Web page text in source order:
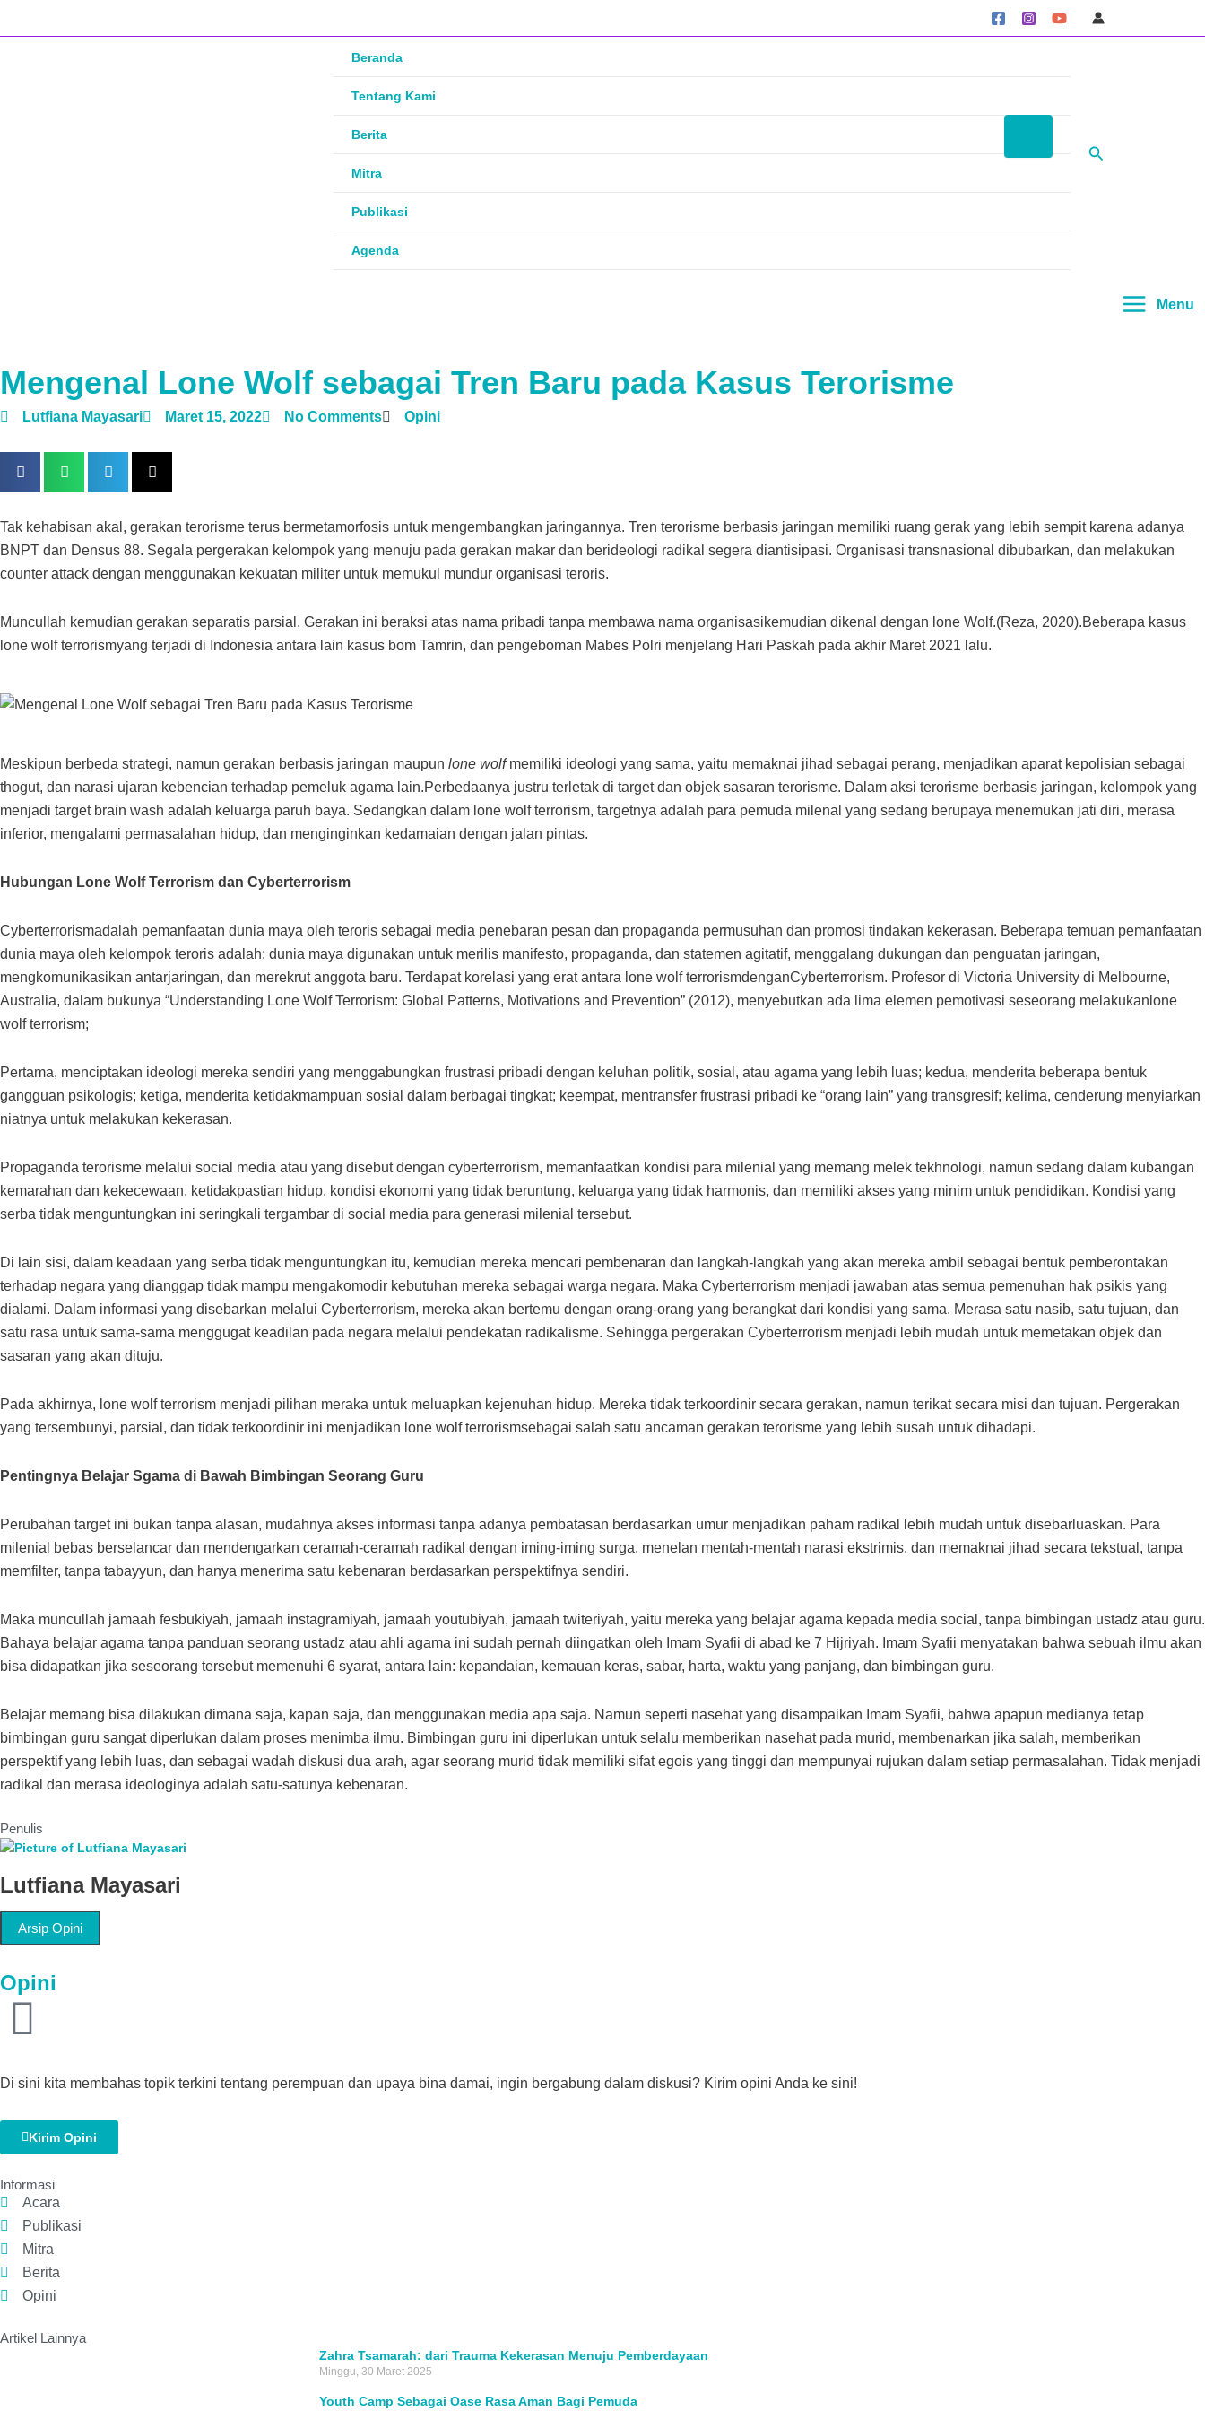
Beranda
Tentang Kami
Berita
Mitra
Publikasi
Agenda
Cari
MainMenu
Mengenal Lone Wolf sebagai Tren Baru pada Kasus Terorisme
Lutfiana Mayasari Maret 15, 2022 No Comments Opini
Tak kehabisan akal, gerakan terorisme terus bermetamorfosis untuk mengembangkan jaringannya. Tren terorisme berbasis jaringan memiliki ruang gerak yang lebih sempit karena adanya
BNPT dan Densus 88. Segala pergerakan kelompok yang menuju pada gerakan makar dan berideologi radikal segera diantisipasi. Organisasi transnasional dibubarkan, dan melakukan
counter attack dengan menggunakan kekuatan militer untuk memukul mundur organisasi teroris.
Muncullah kemudian gerakan separatis parsial. Gerakan ini beraksi atas nama pribadi tanpa membawa nama organisasikemudian dikenal dengan lone Wolf.(Reza, 2020).Beberapa kasus
lone wolf terrorismyang terjadi di Indonesia antara lain kasus bom Tamrin, dan pengeboman Mabes Polri menjelang Hari Paskah pada akhir Maret 2021 lalu.
Meskipun berbeda strategi, namun gerakan berbasis jaringan maupun lone wolfmemiliki ideologi yang sama, yaitu memaknai jihad sebagai perang, menjadikan aparat kepolisian sebagai
thogut, dan narasi ujaran kebencian terhadap pemeluk agama lain.Perbedaanya justru terletak di target dan objek sasaran terorisme. Dalam aksi terorisme berbasis jaringan, kelompok yang
menjadi target brain wash adalah keluarga paruh baya. Sedangkan dalam lone wolf terrorism, targetnya adalah para pemuda milenal yang sedang berupaya menemukan jati diri, merasa
inferior, mengalami permasalahan hidup, dan menginginkan kedamaian dengan jalan pintas.
Hubungan Lone Wolf Terrorism dan Cyberterrorism
Cyberterrorismadalah pemanfaatan dunia maya oleh teroris sebagai media penebaran pesan dan propaganda permusuhan dan promosi tindakan kekerasan. Beberapa temuan pemanfaatan
dunia maya oleh kelompok teroris adalah: dunia maya digunakan untuk merilis manifesto, propaganda, dan statemen agitatif, menggalang dukungan dan penguatan jaringan,
mengkomunikasikan antarjaringan, dan merekrut anggota baru. Terdapat korelasi yang erat antara lone wolf terrorismdenganCyberterrorism. Profesor di Victoria University di Melbourne,
Australia, dalam bukunya “Understanding Lone Wolf Terrorism: Global Patterns, Motivations and Prevention” (2012), menyebutkan ada lima elemen pemotivasi seseorang melakukanlone
wolf terrorism;
Pertama, menciptakan ideologi mereka sendiri yang menggabungkan frustrasi pribadi dengan keluhan politik, sosial, atau agama yang lebih luas; kedua, menderita beberapa bentuk
gangguan psikologis; ketiga, menderita ketidakmampuan sosial dalam berbagai tingkat; keempat, mentransfer frustrasi pribadi ke “orang lain” yang transgresif; kelima, cenderung menyiarkan
niatnya untuk melakukan kekerasan.
Propaganda terorisme melalui social media atau yang disebut dengan cyberterrorism, memanfaatkan kondisi para milenial yang memang melek tekhnologi, namun sedang dalam kubangan
kemarahan dan kekecewaan, ketidakpastian hidup, kondisi ekonomi yang tidak beruntung, keluarga yang tidak harmonis, dan memiliki akses yang minim untuk pendidikan. Kondisi yang
serba tidak menguntungkan ini seringkali tergambar di social media para generasi milenial tersebut.
Di lain sisi, dalam keadaan yang serba tidak menguntungkan itu, kemudian mereka mencari pembenaran dan langkah-langkah yang akan mereka ambil sebagai bentuk pemberontakan
terhadap negara yang dianggap tidak mampu mengakomodir kebutuhan mereka sebagai warga negara. Maka Cyberterrorism menjadi jawaban atas semua pemenuhan hak psikis yang
dialami. Dalam informasi yang disebarkan melalui Cyberterrorism, mereka akan bertemu dengan orang-orang yang berangkat dari kondisi yang sama. Merasa satu nasib, satu tujuan, dan
satu rasa untuk sama-sama menggugat keadilan pada negara melalui pendekatan radikalisme. Sehingga pergerakan Cyberterrorism menjadi lebih mudah untuk memetakan objek dan
sasaran yang akan dituju.
Pada akhirnya, lone wolf terrorism menjadi pilihan meraka untuk meluapkan kejenuhan hidup. Mereka tidak terkoordinir secara gerakan, namun terikat secara misi dan tujuan. Pergerakan
yang tersembunyi, parsial, dan tidak terkoordinir ini menjadikan lone wolf terrorismsebagai salah satu ancaman gerakan terorisme yang lebih susah untuk dihadapi.
Pentingnya Belajar Sgama di Bawah Bimbingan Seorang Guru
Perubahan target ini bukan tanpa alasan, mudahnya akses informasi tanpa adanya pembatasan berdasarkan umur menjadikan paham radikal lebih mudah untuk disebarluaskan. Para
milenial bebas berselancar dan mendengarkan ceramah-ceramah radikal dengan iming-iming surga, menelan mentah-mentah narasi ekstrimis, dan memaknai jihad secara tekstual, tanpa
memfilter, tanpa tabayyun, dan hanya menerima satu kebenaran berdasarkan perspektifnya sendiri.
Maka muncullah jamaah fesbukiyah, jamaah instagramiyah, jamaah youtubiyah, jamaah twiteriyah, yaitu mereka yang belajar agama kepada media social, tanpa bimbingan ustadz atau guru.
Bahaya belajar agama tanpa panduan seorang ustadz atau ahli agama ini sudah pernah diingatkan oleh Imam Syafii di abad ke 7 Hijriyah. Imam Syafii menyatakan bahwa sebuah ilmu akan
bisa didapatkan jika seseorang tersebut memenuhi 6 syarat, antara lain: kepandaian, kemauan keras, sabar, harta, waktu yang panjang, dan bimbingan guru.
Belajar memang bisa dilakukan dimana saja, kapan saja, dan menggunakan media apa saja. Namun seperti nasehat yang disampaikan Imam Syafii, bahwa apapun medianya tetap
bimbingan guru sangat diperlukan dalam proses menimba ilmu. Bimbingan guru ini diperlukan untuk selalu memberikan nasehat pada murid, membenarkan jika salah, memberikan
perspektif yang lebih luas, dan sebagai wadah diskusi dua arah, agar seorang murid tidak memiliki sifat egois yang tinggi dan mempunyai rujukan dalam setiap permasalahan. Tidak menjadi
radikal dan merasa ideologinya adalah satu-satunya kebenaran.
Penulis
Lutfiana Mayasari
Arsip Opini
Opini
Di sini kita membahas topik terkini tentang perempuan dan upaya bina damai, ingin bergabung dalam diskusi? Kirim opini Anda ke sini!
Kirim Opini
Informasi
Acara
Publikasi
Mitra
Berita
Opini
Artikel Lainnya
Zahra Tsamarah: dari Trauma Kekerasan Menuju Pemberdayaan
Minggu, 30 Maret 2025
Youth Camp Sebagai Oase Rasa Aman Bagi Pemuda